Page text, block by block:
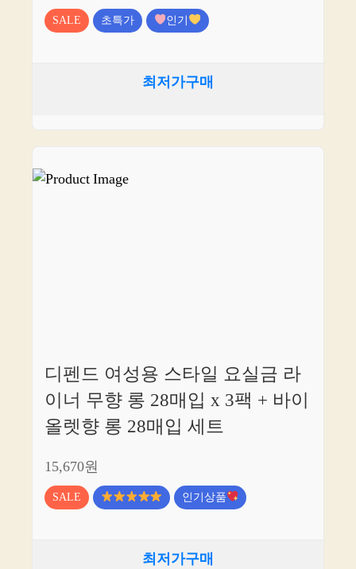
SALE 초특가 인기
최저가구매
디펜드 여성용 스타일 요실금 라
이너 무향 롱 28매입 x 3팩 + 바이
올렛향 롱 28매입 세트
15,670원
SALE 인기상품
최저가구매